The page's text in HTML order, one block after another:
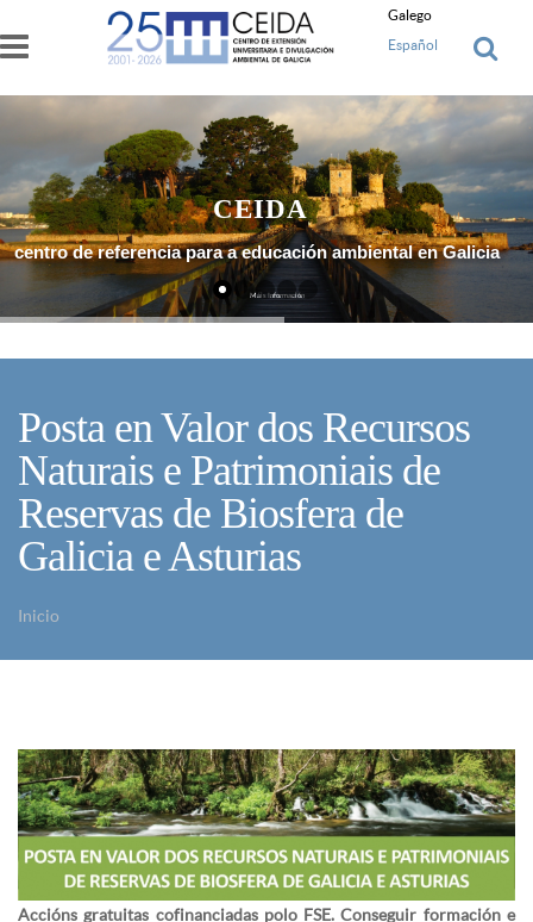
Ir o contido principal
Galego
Español
centro de referencia para a educación ambiental en Galicia
Máis Información
CEIDA
Posta en Valor dos Recursos
Naturais e Patrimoniais de
Reservas de Biosfera de
Galicia e Asturias
Inicio
Accións gratuitas cofinanciadas polo FSE. Conseguir formación e